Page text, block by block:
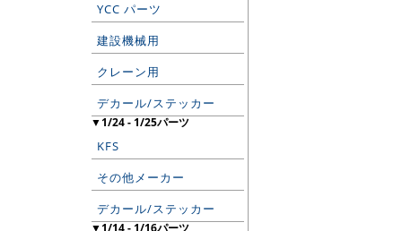
YCC パーツ
建設機械用
クレーン用
デカール/ステッカー
▼1/24 - 1/25パーツ
KFS
その他メーカー
デカール/ステッカー
▼1/14 - 1/16パーツ